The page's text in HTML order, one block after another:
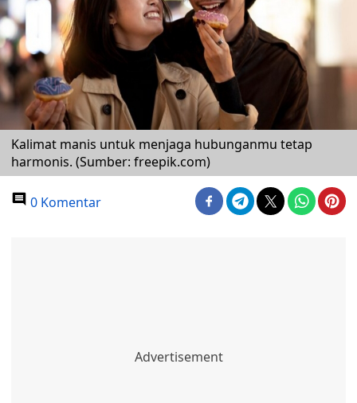
Kalimat manis untuk menjaga hubunganmu tetap
harmonis. (Sumber: freepik.com)
0 Komentar